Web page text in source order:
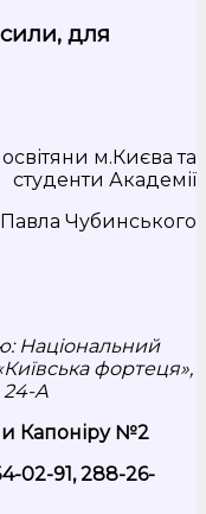
освітяни м.Києва та
студенти Академії
Чубинського
Національний
фортеця»,
24-А
Капоніру №2
4-02-91 , 288-26-